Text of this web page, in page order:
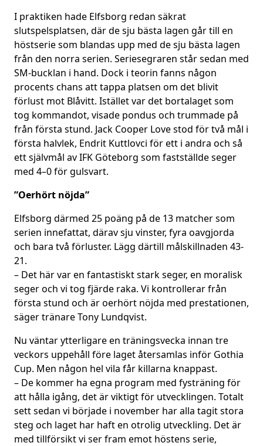
I praktiken hade Elfsborg redan säkrat
slutspelsplatsen, där de sju bästa lagen går till en
höstserie som blandas upp med de sju bästa lagen
från den norra serien. Seriesegraren står sedan med
SM-bucklan i hand. Dock i teorin fanns någon
procents chans att tappa platsen om det blivit
förlust mot Blåvitt. Istället var det bortalaget som
tog kommandot, visade pondus och trummade på
från första stund. Jack Cooper Love stod för två mål i
första halvlek, Endrit Kuttlovci för ett i andra och så
ett självmål av IFK Göteborg som fastställde seger
med 4–0 för gulsvart.
”Oerhört nöjda”
Elfsborg därmed 25 poäng på de 13 matcher som
serien innefattat, därav sju vinster, fyra oavgjorda
och bara två förluster. Lägg därtill målskillnaden 43-
21.
– Det här var en fantastiskt stark seger, en moralisk
seger och vi tog fjärde raka. Vi kontrollerar från
första stund och är oerhört nöjda med prestationen,
säger tränare Tony Lundqvist.
Nu väntar ytterligare en träningsvecka innan tre
veckors uppehåll före laget återsamlas inför Gothia
Cup. Men någon hel vila får killarna knappast.
– De kommer ha egna program med fysträning för
att hålla igång, det är viktigt för utvecklingen. Totalt
sett sedan vi började i november har alla tagit stora
steg och laget har haft en otrolig utveckling. Det är
med tillförsikt vi ser fram emot höstens serie,